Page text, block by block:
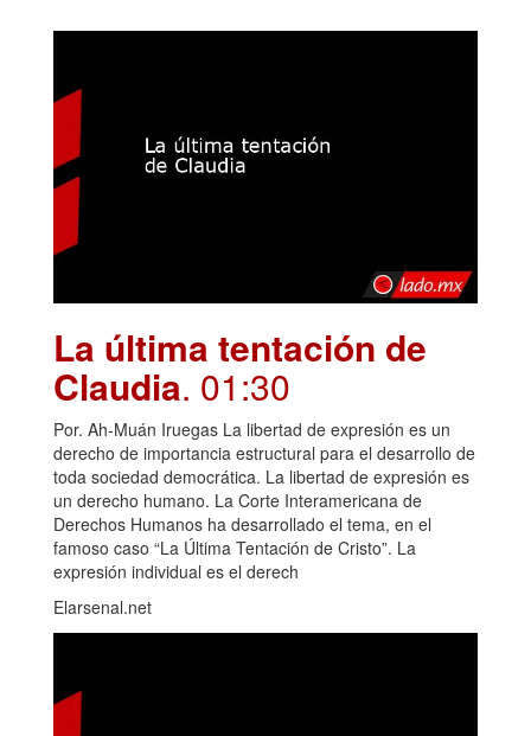
La última tentación de
Claudia. 01:30
Por. Ah-Muán Iruegas La libertad de expresión es un
derecho de importancia estructural para el desarrollo de
toda sociedad democrática. La libertad de expresión es
un derecho humano. La Corte Interamericana de
Derechos Humanos ha desarrollado el tema, en el
famoso caso “La Última Tentación de Cristo”. La
expresión individual es el derech
Elarsenal.net